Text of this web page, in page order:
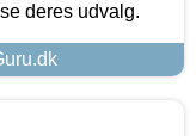
deres udvalg.